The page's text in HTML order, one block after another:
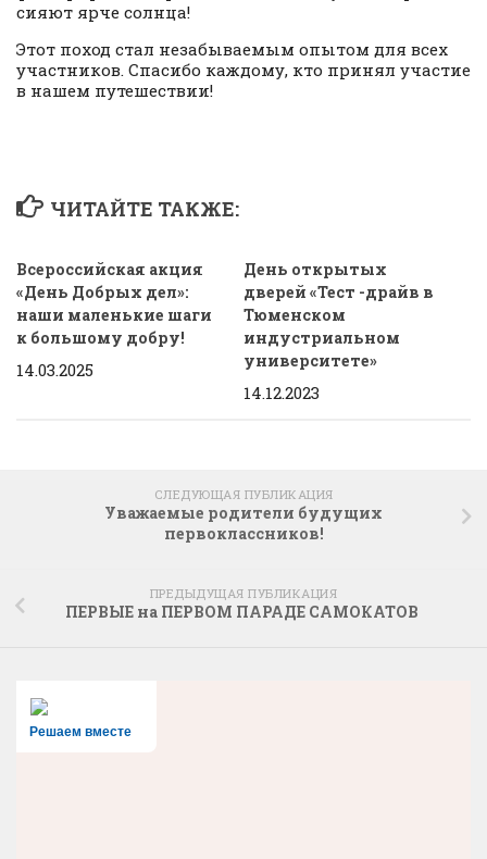
сияют ярче солнца!
Этот поход стал незабываемым опытом для всех
участников. Спасибо каждому, кто принял участие
в нашем путешествии!
ЧИТАЙТЕ ТАКЖЕ:
Всероссийская акция
«День Добрых дел»:
наши маленькие шаги
к большому добру!
14.03.2025
День открытых
дверей «Тест -драйв в
Тюменском
индустриальном
университете»
14.12.2023
СЛЕДУЮЩАЯ ПУБЛИКАЦИЯ
Уважаемые родители будущих
первоклассников!
ПРЕДЫДУЩАЯ ПУБЛИКАЦИЯ
ПЕРВЫЕ на ПЕРВОМ ПАРАДЕ САМОКАТОВ
Решаем вместе